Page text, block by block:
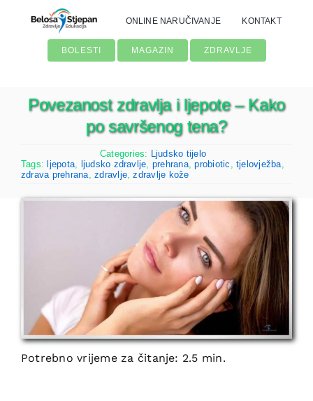
ONLINE NARUČIVANJE KONTAKT
BOLESTI MAGAZIN ZDRAVLJE
Povezanost zdravlja i ljepote – Kako
po savršenog tena?
Categories: Ljudsko tijelo
Tags:ljepota ljudsko zdravlje prehrana,probiotic tjelovježba
zdrava prehrana ,zdravlje ,zdravlje kože
Potrebno vrijeme za čitanje: 2.5 min.